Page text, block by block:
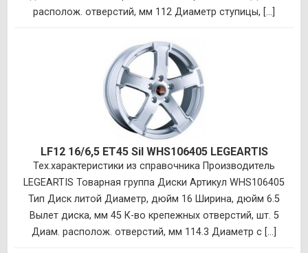
располож. отверстий, мм 112 Диаметр ступицы, [...]
LF12 16/6,5 ET45 Sil WHS106405 LEGEARTIS
Тех.характеристики из справочника Производитель
LEGEARTIS Товарная группа Диски Артикул WHS106405
Тип Диск литой Диаметр, дюйм 16 Ширина, дюйм 6.5
Вылет диска, мм 45 К-во крепежных отверстий, шт. 5
Диам. располож. отверстий, мм 114.3 Диаметр с [...]